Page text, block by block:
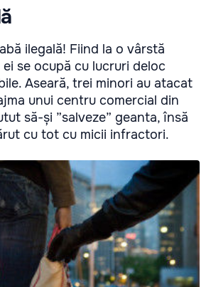
ilegală! Fiind la o vârstă
se ocupă cu lucruri deloc
Aseară, trei minori au atacat
unui centru comercial din
să-și ”salveze” geanta, însă
cu tot cu micii infractori.